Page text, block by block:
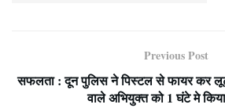
Previous Post
सफलता : दून पुलिस ने पिस्टल से फायर कर
वाले अभियुक्त को 1 घंटे मे किया